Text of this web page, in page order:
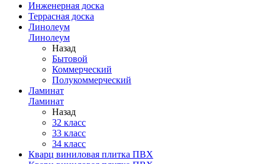
Инженерная доска
Террасная доска
Линолеум
Линолеум
Назад
Бытовой
Коммерческий
Полукоммерческий
Ламинат
Ламинат
Назад
32 класс
33 класс
34 класс
Кварц виниловая плитка ПВХ